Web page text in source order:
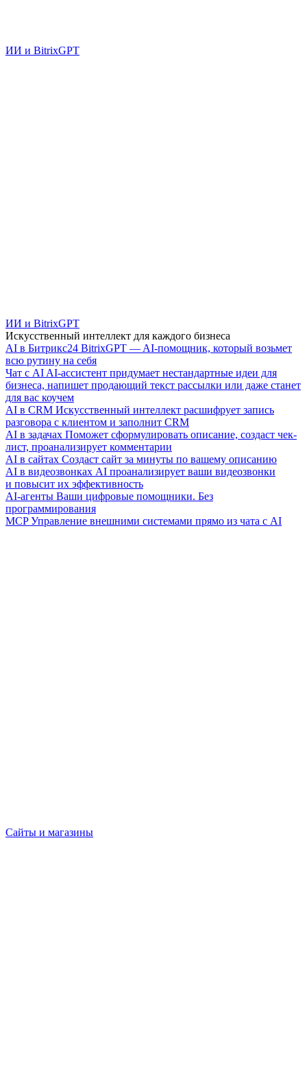
ИИ и BitrixGPT
ИИ и BitrixGPT
Искусственный интеллект для каждого бизнеса
AI в Битрикс24 BitrixGPT — AI-помощник, который возьмет
всю рутину на себя
Чат с AI AI-ассистент придумает нестандартные идеи для
бизнеса, напишет продающий текст рассылки или даже станет
для вас коучем
AI в CRM Искусственный интеллект расшифрует запись
разговора с клиентом и заполнит CRM
AI в задачах Поможет сформулировать описание, создаст чек-
лист, проанализирует комментарии
AI в сайтах Создаст сайт за минуты по вашему описанию
AI в видеозвонках AI проанализирует ваши видеозвонки
и повысит их эффективность
AI-агенты Ваши цифровые помощники. Без
программирования
MCP Управление внешними системами прямо из чата с AI
Сайты и магазины